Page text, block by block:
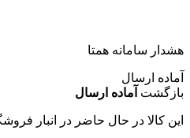
هشدار سامانه همتا
آماده ارسال
بازگشت آماده ارسال
این کالا در حال حاضر در انبار